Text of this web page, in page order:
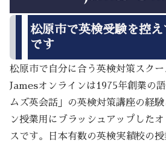
松原市で英検受験を控
です
松原市で自分に合う英検対策スク
Jamesオンラインは1975年創業の
ムズ英会話」の英検対策講座の経
ン授業用にブラッシュアップした
スです。日本有数の英検実績校の